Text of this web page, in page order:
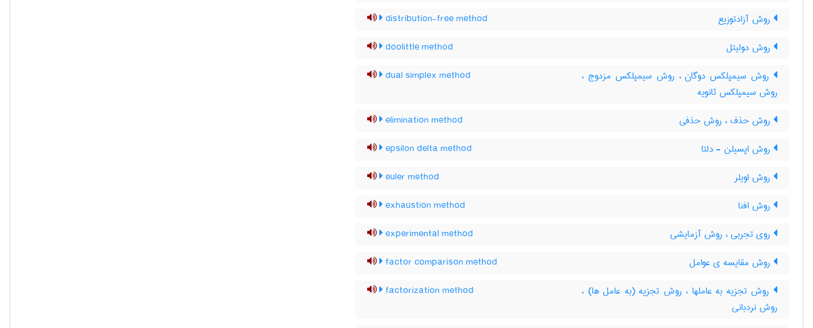
روش آزادتوزیع distribution-free method
روش دولیتل doolittle method
روش سیمپلکس دوگان ، روش سیمپلکس مزدوج ،
روش سیمپلکس ثانویه
dual simplex method
روش حذف ، روش حذفی elimination method
روش اپسیلن - دلتا epsilon delta method
روش اویلر euler method
روش افنا exhaustion method
روی تجربی ، روش آزمایشی experimental method
روش مقایسه ی عوامل factor comparison method
روش تجزیه به عاملها ، روش تجزیه (به عامل ها) ،
روش نردبانی
factorization method